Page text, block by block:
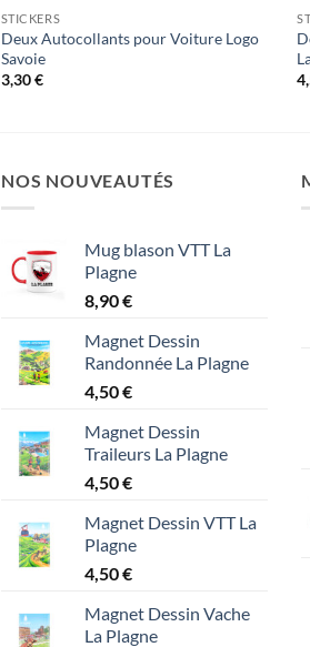
STICKERS
Deux Autocollants pour Voiture Logo
Savoie
3,30€
NOS NOUVEAUTÉS
Mug blason VTT La
Plagne
8,90€
Magnet Dessin
Randonnée La Plagne
4,50€
Magnet Dessin
Traileurs La Plagne
4,50€
Magnet Dessin VTT La
Plagne
4,50€
Magnet Dessin Vache
La Plagne